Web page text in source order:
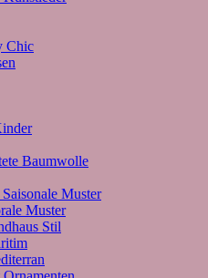
Chic
Baumwolle
Muster
Muster
Stil